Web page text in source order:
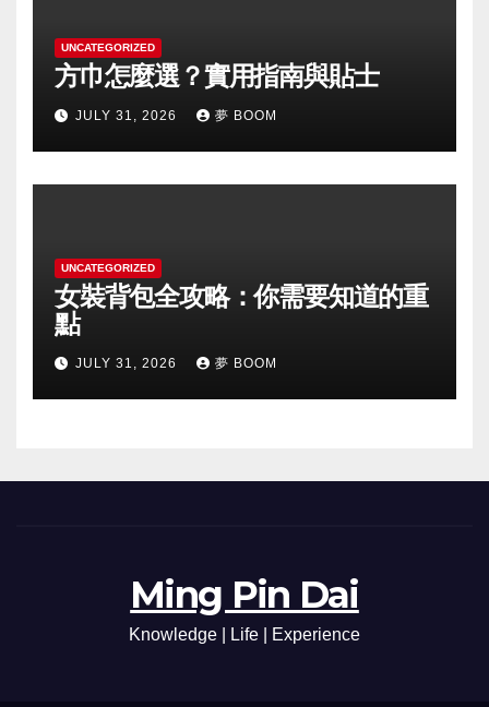
UNCATEGORIZED
方巾怎麼選？實用指南與貼士
JULY 31, 2026 夢 BOOM
UNCATEGORIZED
女裝背包全攻略：你需要知道的重
點
JULY 31, 2026 夢 BOOM
Ming Pin Dai
Knowledge | Life | Experience